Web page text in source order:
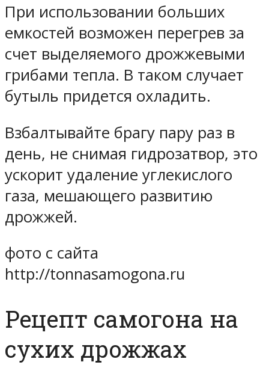
При использовании больших
емкостей возможен перегрев за
счет выделяемого дрожжевыми
грибами тепла. В таком случает
бутыль придется охладить.
Взбалтывайте брагу пару раз в
день, не снимая гидрозатвор, это
ускорит удаление углекислого
газа, мешающего развитию
дрожжей.
фото с сайта
http://tonnasamogona.ru
Рецепт самогона на
сухих дрожжах